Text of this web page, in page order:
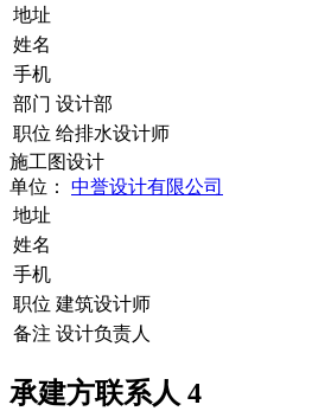
地址
姓名
手机
部门 设计部
职位 给排水设计师
施工图设计
单位： 中誉设计有限公司
地址
姓名
手机
职位 建筑设计师
备注 设计负责人
承建方联系人 4